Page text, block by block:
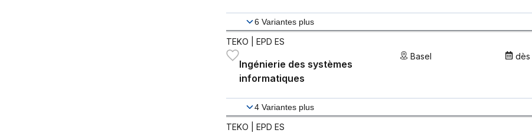
6 Variantes plus
TEKO | EPD ES
Ingénierie des systèmes
informatiques
Basel dès
4 Variantes plus
TEKO | EPD ES